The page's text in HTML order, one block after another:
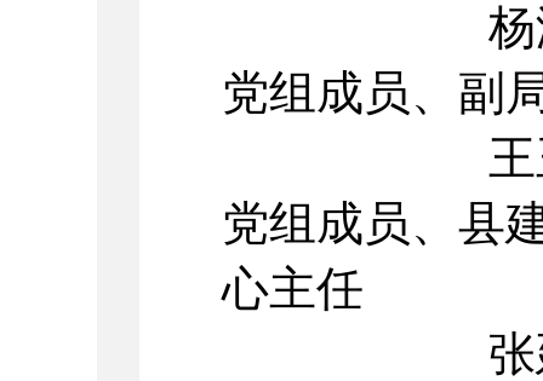
杨海波
党组成员、副
王玉林
党组成员、县
心主任
张延新